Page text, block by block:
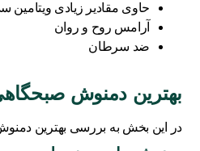
حاوی مقادیر زیادی ویتامین
آرامس روح و روان
ضد سرطان
بهترین دمنوش
در این بخش به بررسی بهترین